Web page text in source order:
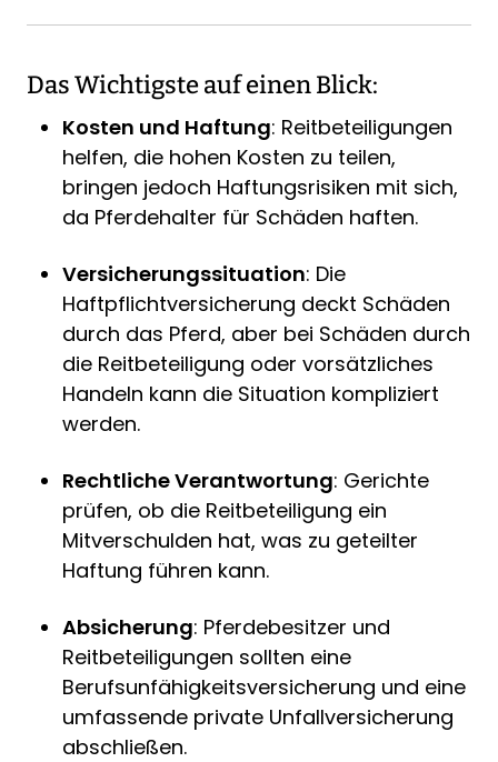
Das Wichtigste auf einen Blick:
Kosten und Haftung: Reitbeteiligungen
helfen, die hohen Kosten zu teilen,
bringen jedoch Haftungsrisiken mit sich,
da Pferdehalter für Schäden haften.
Versicherungssituation: Die
Haftpflichtversicherung deckt Schäden
durch das Pferd, aber bei Schäden durch
die Reitbeteiligung oder vorsätzliches
Handeln kann die Situation kompliziert
werden.
Rechtliche Verantwortung: Gerichte
prüfen, ob die Reitbeteiligung ein
Mitverschulden hat, was zu geteilter
Haftung führen kann.
Absicherung: Pferdebesitzer und
Reitbeteiligungen sollten eine
Berufsunfähigkeitsversicherung und eine
umfassende private Unfallversicherung
abschließen.